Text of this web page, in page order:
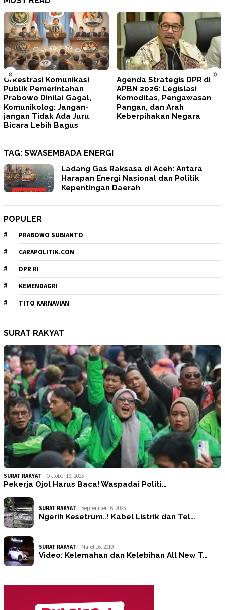
« »
Agenda Strategis DPR di
APBN 2026: Legislasi
Komoditas, Pengawasan
Pangan, dan Arah
Keberpihakan Negara
Tegas! Prabowo Minta
TNI–Polri Memperbaiki Diri
dan Mengunci
Profesionalisme
TAG: SWASEMBADA ENERGI
Ladang Gas Raksasa di Aceh: Antara
Harapan Energi Nasional dan Politik
Kepentingan Daerah
POPULER
PRABOWO SUBIANTO
CARAPOLITIK.COM
DPR RI
KEMENDAGRI
TITO KARNAVIAN
SURAT RAKYAT
SURAT RAKYAT Oktober 19, 2025
Pekerja Ojol Harus Baca! Waspadai Politi…
SURAT RAKYAT September 16, 2025
Ngerih Kesetrum..! Kabel Listrik dan Tel…
SURAT RAKYAT Maret 16, 2019
Video: Kelemahan dan Kelebihan All New T…